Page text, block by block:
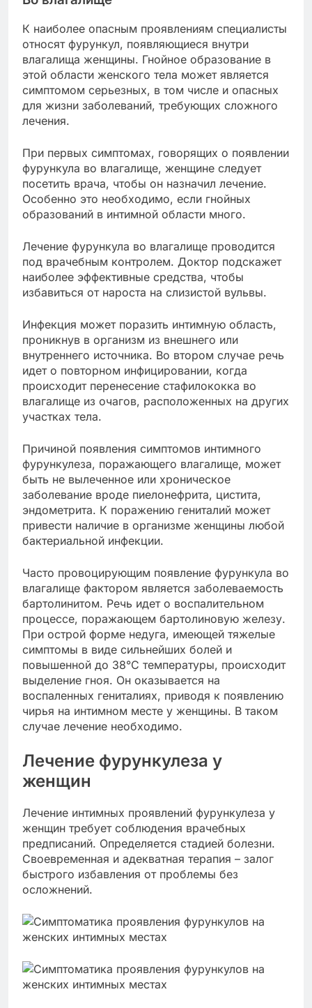
К наиболее опасным проявлениям специалисты
относят фурункул, появляющиеся внутри
влагалища женщины. Гнойное образование в
этой области женского тела может является
симптомом серьезных, в том числе и опасных
для жизни заболеваний, требующих сложного
лечения.
При первых симптомах, говорящих о появлении
фурункула во влагалище, женщине следует
посетить врача, чтобы он назначил лечение.
Особенно это необходимо, если гнойных
образований в интимной области много.
Лечение фурункула во влагалище проводится
под врачебным контролем. Доктор подскажет
наиболее эффективные средства, чтобы
избавиться от нароста на слизистой вульвы.
Инфекция может поразить интимную область,
проникнув в организм из внешнего или
внутреннего источника. Во втором случае речь
идет о повторном инфицировании, когда
происходит перенесение стафилококка во
влагалище из очагов, расположенных на других
участках тела.
Причиной появления симптомов интимного
фурункулеза, поражающего влагалище, может
быть не вылеченное или хроническое
заболевание вроде пиелонефрита, цистита,
эндометрита. К поражению гениталий может
привести наличие в организме женщины любой
бактериальной инфекции.
Часто провоцирующим появление фурункула во
влагалище фактором является заболеваемость
бартолинитом. Речь идет о воспалительном
процессе, поражающем бартолиновую железу.
При острой форме недуга, имеющей тяжелые
симптомы в виде сильнейших болей и
повышенной до 38°С температуры, происходит
выделение гноя. Он оказывается на
воспаленных гениталиях, приводя к появлению
чирья на интимном месте у женщины. В таком
случае лечение необходимо.
Лечение фурункулеза у
женщин
Лечение интимных проявлений фурункулеза у
женщин требует соблюдения врачебных
предписаний. Определяется стадией болезни.
Своевременная и адекватная терапия – залог
быстрого избавления от проблемы без
осложнений.